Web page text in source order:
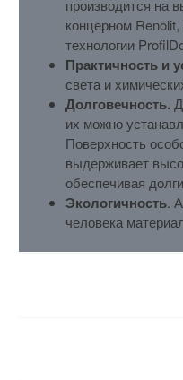
производится на
концерном
технологии
Практичность и
света и
Долговечность.
их можно
Поверхность
выдерживает
обеспечивая
Экологичность.
человека